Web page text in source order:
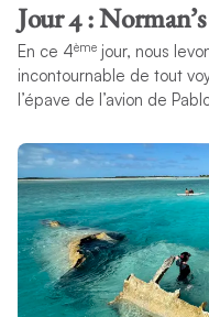
Jour 4 :
En ce 4èmejour, nous
incontournable de tout
l’épave de l’avion de